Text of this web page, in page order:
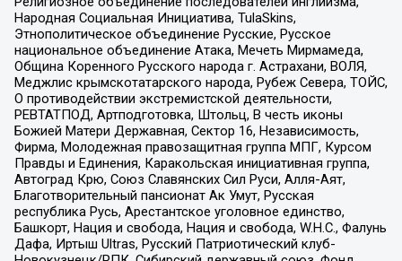
Народная Социальная Инициатива, TulaSkins,
Этнополитическое объединение Русские, Русское
национальное объединение Атака, Мечеть Мирмамеда,
Община Коренного Русского народа г. Астрахани, ВОЛЯ,
Меджлис крымскотатарского народа, Рубеж Севера, ТОЙС,
О противодействии экстремистской деятельности,
РЕВТАТПОД, Артподготовка, Штольц, В честь иконы
Божией Матери Державная, Сектор 16, Независимость,
Фирма, Молодежная правозащитная группа МПГ, Курсом
Правды и Единения, Каракольская инициативная группа,
Автоград Крю, Союз Славянских Сил Руси, Алля-Аят,
Благотворительный пансионат Ак Умут, Русская
республика Русь, Арестантское уголовное единство,
Башкорт, Нация и свобода, Нация и свобода, W.H.С., Фалунь
Дафа, Иртыш Ultras, Русский Патриотический клуб-